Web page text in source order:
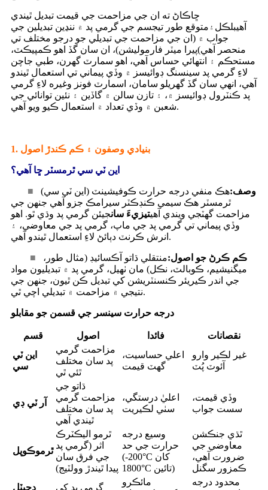
ڇاڪاڻ ته ان جي مزاحمت جي قيمت تبديل ٿيندي
آهيبلڪل ۽ متوقع طور تيجسم جي گرمي پد ۾ ننڍين تبديلين جي
جواب ۾ (ان جي مزاحمت جي تبديلي جو درجو مختلف تي
منحصر آهي)پيرا ميٽر فارموليشن)، ان سان گڏ اهو ڪمپيڪٽ،
مستحڪم ۽ انتهائي حساس آهي، اهو سمارٽ گهرن، طبي جاچن
لاءِ گرمي پد سينسنگ ڊوائيسز ۾ وڏي پيماني تي استعمال ٿيندو
آهي، انهي سان گڏ گهريلو سامان، اسمارٽ فونز وغيره لاءِ گرمي
پد ڪنٽرول ڊوائيسز ۾، ۽ تازن سالن ۾ گاڏين ۽ نئين توانائي جي
شعبن ۾ وڏي تعداد ۾ استعمال ڪيو ويو آهي.
1. بنيادي وصفون ۽ ڪم ڪندڙ اصول
اين ٽي سي ٿرمسٽر ڇا آهي؟
■ وصف:هڪ منفي درجه حرارت ڪوفيشينٽ (اين ٽي سي)
ٿرمسٽر هڪ سيمي ڪنڊڪٽر سيرامڪ جزو آهي جنهن جي
مزاحمت گهٽجي ويندي آهيتيزيءَ سانجيئن گرمي پد وڌي ٿو. اهو
وڏي پيماني تي گرمي پد جي ماپ، گرمي پد جي معاوضي، ۽
انرش ڪرنٽ دٻائڻ لاءِ استعمال ٿيندو آهي.
■ ڪم ڪرڻ جو اصول:منتقلي ڌاتو آڪسائيڊ (مثال طور،
ميگنيشيم، ڪوبالٽ، نڪل) مان ٺهيل، گرمي پد ۾ تبديليون مواد
جي اندر ڪيريئر ڪنسنٽريشن کي تبديل ڪن ٿيون، جنهن جي
نتيجي ۾ مزاحمت ۾ تبديلي اچي ٿي.
درجه حرارت سينسر جي قسمن جو مقابلو
قسم اصول فائدا
نقصانات
اين ٽي
سي
مزاحمت گرمي
پد سان مختلف
ٿئي ٿي
اعلي حساسيت،
گهٽ قيمت
غير لڪير وارو
آئوٽ پُٽ
آر ٽي ڊي
ڌاتو جي
مزاحمت گرمي
پد سان مختلف
ٿيندي آهي
اعليٰ درستگي،
سٺي لڪيريت
وڏي قيمت،
سست جواب
ٿرموڪوپل
ٿرمو اليڪٽرڪ
اثر (گرمي پد
جي فرق سان
پيدا ٿيندڙ وولٽيج)
وسيع درجه
حرارت جي حد
(-200°C کان
1800°C تائين)
ٿڌي جنڪشن
معاوضي جي
ضرورت آهي،
ڪمزور سگنل
ڊجيٽل
گرمي پد کي
مائڪرو
محدود درجه